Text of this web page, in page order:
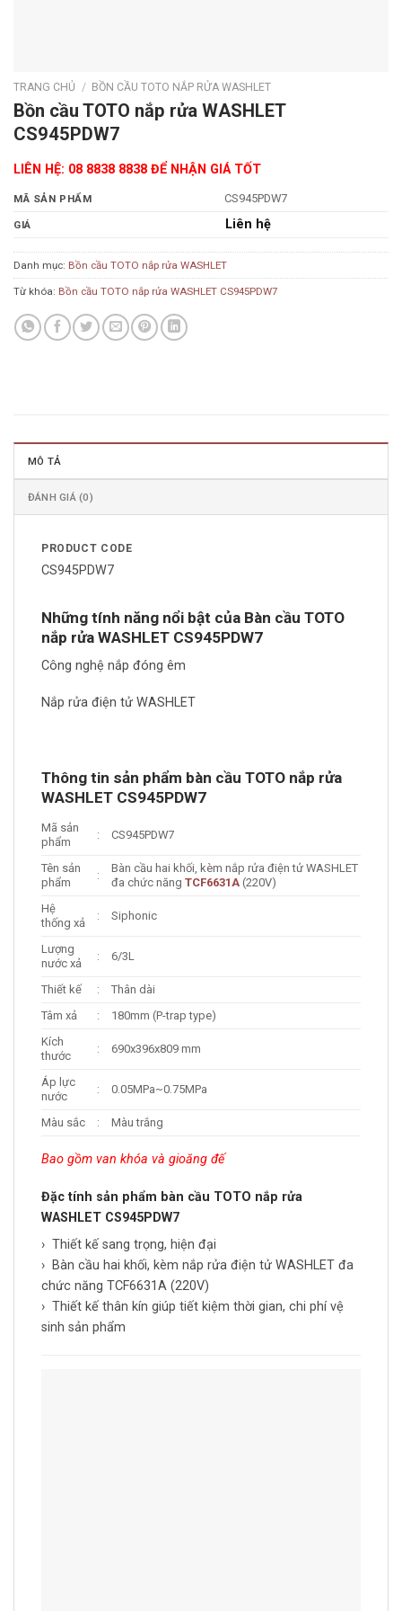
TRANG CHỦ / BỒN CẦU TOTO NẮP RỬA WASHLET
Bồn cầu TOTO nắp rửa WASHLET
CS945PDW7
LIÊN HỆ: 08 8838 8838 ĐỂ NHẬN GIÁ TỐT
MÃ SẢN PHẨM CS945PDW7
GIÁ Liên hệ
Danh mục: Bồn cầu TOTO nắp rửa WASHLET
Từ khóa: Bồn cầu TOTO nắp rửa WASHLET CS945PDW7
MÔ TẢ
ĐÁNH GIÁ (0)
PRODUCT CODE
CS945PDW7
Những tính năng nổi bật của Bàn cầu TOTO
nắp rửa WASHLET CS945PDW7
Công nghệ nắp đóng êm
Nắp rửa điện tử WASHLET
Thông tin sản phẩm bàn cầu TOTO nắp rửa
WASHLET CS945PDW7
Mã sản
phẩm
: CS945PDW7
Tên sản
phẩm
:
Bàn cầu hai khối, kèm nắp rửa điện tử WASHLET
đa chức năngTCF6631A (220V)
Hệ
thống xả
: Siphonic
Lượng
nước xả
: 6/3L
Thiết kế :
Thân dài
Tâm xả
:
180mm (P-trap type)
Kích
thước
: 690x396x809 mm
Áp lực
nước
: 0.05MPa~0.75MPa
Màu sắc : Màu trắng
Bao gồm van khóa và gioăng đế
Đặc tính sản phẩm bàn cầu TOTO nắp rửa
WASHLET CS945PDW7
› Thiết kế sang trọng, hiện đại
› Bàn cầu hai khối, kèm nắp rửa điện tử WASHLET đa
chức năng TCF6631A (220V)
› Thiết kế thân kín giúp tiết kiệm thời gian, chi phí vệ
sinh sản phẩm